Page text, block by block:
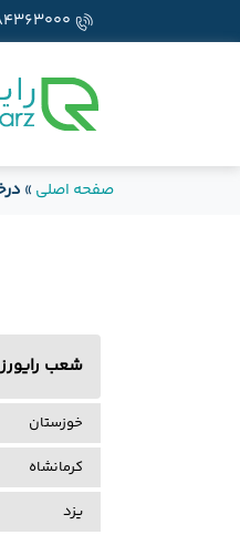
صفحه اصلی »
شعب
خوزستان
کرمانشاه
یزد